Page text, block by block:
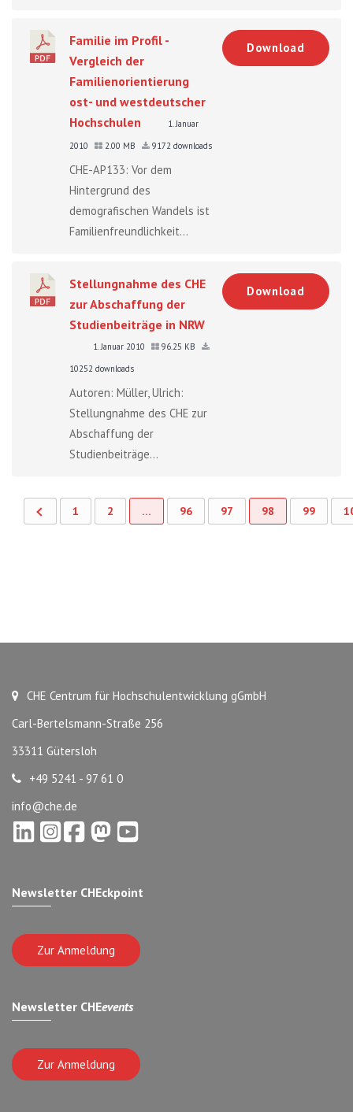
Familie im Profil -
Vergleich der
Familienorientierung
ost- und westdeutscher
Hochschulen
1. Januar
2010
2.00 MB 9172 downloads
CHE-AP133: Vor dem
Hintergrund des
demografischen Wandels ist
Familienfreundlichkeit...
Download
Stellungnahme des CHE
zur Abschaffung der
Studienbeiträge in NRW
1. Januar 2010
96.25 KB
10252 downloads
Autoren: Müller, Ulrich:
Stellungnahme des CHE zur
Abschaffung der
Studienbeiträge...
Download
1 2 … 96 97 98 99
CHE Centrum für Hochschulentwicklung gGmbH
Carl-Bertelsmann-Straße 256
33311 Gütersloh
+49 5241 - 97 61 0
info@che.de
Newsletter CHEckpoint
Zur Anmeldung
Newsletter CHEevents
Zur Anmeldung